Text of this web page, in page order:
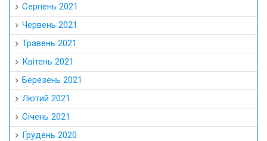
Серпень 2021
Червень 2021
Травень 2021
Квітень 2021
Березень 2021
Лютий 2021
Січень 2021
Грудень 2020